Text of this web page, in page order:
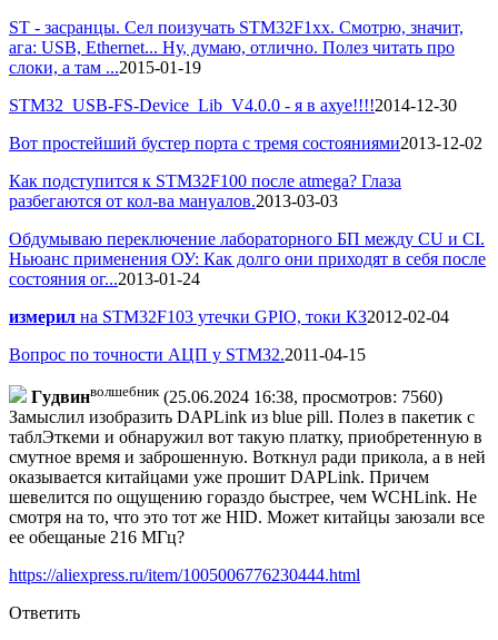
ST - засранцы. Сел поизучать STM32F1xx. Смотрю, значит,
ага: USB, Ethernet... Ну, думаю, отлично. Полез читать про
слоки, а там ...2015-01-19
STM32_USB-FS-Device_Lib_V4.0.0 - я в ахуе!!!!2014-12-30
Вот простейший бустер порта с тремя состояниями2013-12-02
Как подступится к STM32F100 после atmega? Глаза
разбегаются от кол-ва мануалов.2013-03-03
Обдумываю переключение лабораторного БП между CU и СI.
Ньюанс применения ОУ: Как долго они приходят в себя после
состояния ог...2013-01-24
измерил на STM32F103 утечки GPIO, токи КЗ2012-02-04
Вопрос по точности АЦП у STM32.2011-04-15
Гyдвинволшебник (25.06.2024 16:38, просмотров: 7560)
Замыслил изобразить DAPLink из blue рill. Полез в пакетик с
таблЭткеми и обнаружил вот такую платку, приобретенную в
смутное время и заброшенную. Воткнул ради прикола, а в ней
оказывается китайцами уже прошит DAPLink. Причем
шевелится по ощущению гораздо быстрее, чем WCHLink. Не
смотря на то, что это тот же HID. Может китайцы заюзали все
ее обещаные 216 МГц?
https://aliexpress.ru/item/1005006776230444.html
Ответить